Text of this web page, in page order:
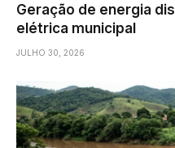
Geração de energia
elétrica municipal
JULHO 30, 2026